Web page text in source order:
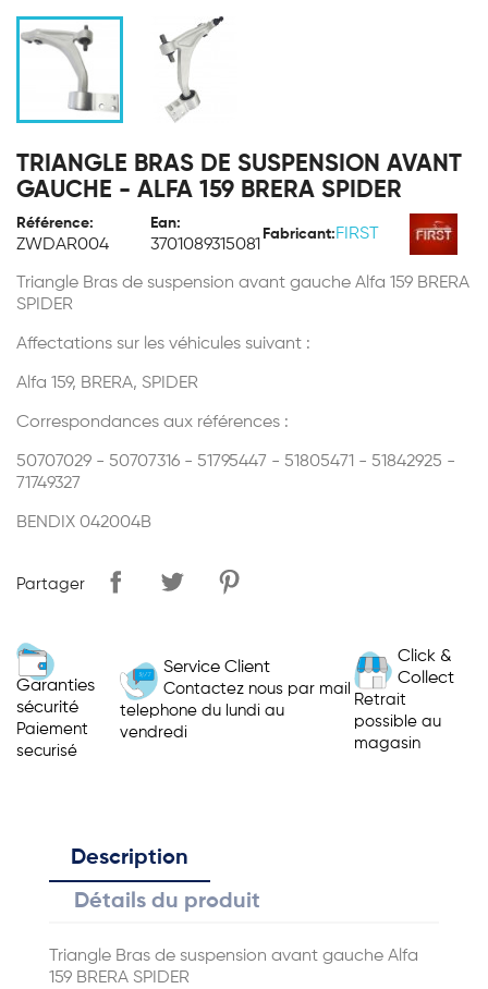
TRIANGLE BRAS DE SUSPENSION AVANT
GAUCHE - ALFA 159 BRERA SPIDER
Référence:
ZWDAR004
Ean:
3701089315081
Fabricant: FIRST
Triangle Bras de suspension avant gauche Alfa 159 BRERA
SPIDER
Affectations sur les véhicules suivant :
Alfa 159, BRERA, SPIDER
Correspondances aux références :
50707029 - 50707316 - 51795447 - 51805471 - 51842925 -
71749327
BENDIX 042004B
Partager
Garanties
sécurité
Paiement
securisé
Service Client
Contactez nous par mail
telephone du lundi au
vendredi
Click &
Collect
Retrait
possible au
magasin
Description
Détails du produit
Triangle Bras de suspension avant gauche Alfa
159 BRERA SPIDER